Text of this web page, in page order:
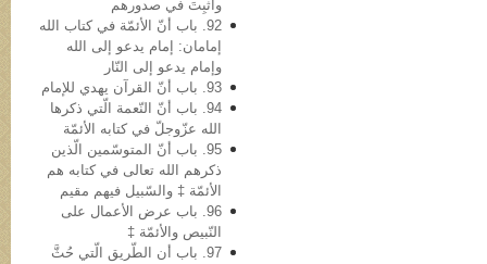
وأُثبِتَ في صدورهم
92. باب أنّ الأئمّة في کتاب الله
إمامان: إمام یدعو إلى الله
وإمام یدعو إلى النّار
93. باب أنّ القرآن یهدي للإمام
94. باب أنّ النّعمة الّتي ذکرها
الله عزّوجلّ في کتابه الأئمّة
95. باب أنّ المتوسّمین الّذین
ذکرهم الله تعالى في کتابه هم
الأئمّة ‡ والسّبیل فیهم مقیم
96. باب عرض الأعمال علی
النّبيص والأئمّة ‡
97. باب أن الطّریق الّتي حُثَّ